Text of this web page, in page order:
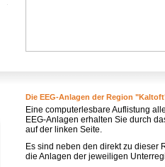
Die EEG-Anlagen der Region
Eine computerlesbare Auflistung
EEG-Anlagen erhalten Sie durch
auf der linken Seite.
Es sind neben den direkt zu dieser
die Anlagen der jeweiligen